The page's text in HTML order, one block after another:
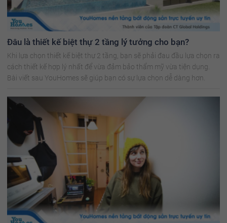
Đâu là thiết kế biệt thự 2 tầng lý tưởng cho bạn?
Khi lựa chọn thiết kế biệt thự 2 tầng, bạn sẽ phải đau đầu lựa chọn ra
cách thiết kế hợp lý nhất để vừa đảm bảo thẩm mỹ vừa tiện dụng.
Bài viết sau YouHomes sẽ giúp bạn có sự lựa chọn dễ dàng hơn.